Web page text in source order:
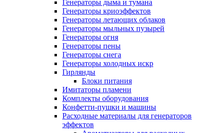
Генераторы дыма и тумана
Генераторы криоэффектов
Генераторы летающих облаков
Генераторы мыльных пузырей
Генераторы огня
Генераторы пены
Генераторы снега
Генераторы холодных искр
Гирлянды
Блоки питания
Имитаторы пламени
Комплекты оборудования
Конфетти-пушки и машины
Расходные материалы для генераторов
эффектов